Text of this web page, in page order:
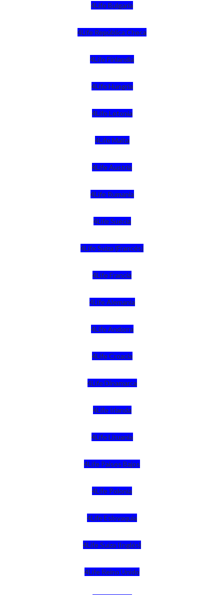
4Life Bulgaria
4Life República Checa
4Life Finlandia
4Life Hungria
4Life Letonia
4Life Malta
4Life Austria
4Life Rumania
4Life Suecia
4Life Suiza (Francés)
4Life Francia
4Life Alemania
4Life Andorra
4Life Croacia
4Life Dinamarca
4Life Irlanda
4Life Lituania
4Life Paises Bajos
4Life Polonia
4Life Eslovaquia
4Life Suiza (Inglés)
4Life Reino Unido